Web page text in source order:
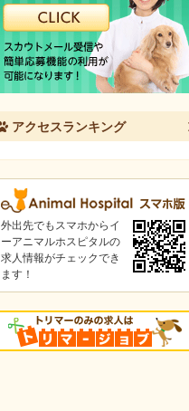
アクセスランキング
外出先でもスマホからイ
ーアニマルホスピタルの
求人情報がチェックでき
ます！